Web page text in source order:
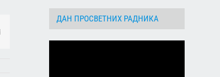
Email
ДАН ПРОСВЕТНИХ РАДНИКА